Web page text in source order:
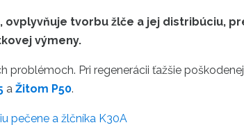
tvorbu žlče a jej distribúciu,
výmeny.
problémoch. Pri regenerácii ťažšie
a Žitom P50.
pečene a žlčníka K30A